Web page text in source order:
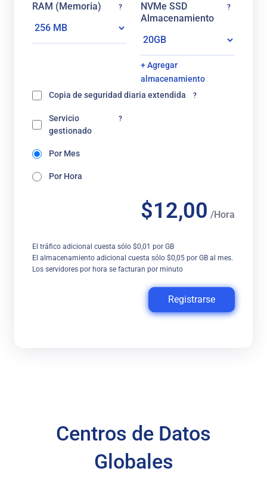
RAM (Memoria) ?
NVMe SSD
Almacenamiento
?
+ Agregar
almacenamiento
Copia de seguridad diaria extendida
?
Servicio
gestionado
?
Por Mes
Por Hora
El tráfico adicional cuesta sólo $0,01 por GB
El almacenamiento adicional cuesta sólo $0,05 por GB al mes.
Los servidores por hora se facturan por minuto
$12,00 /Hora
Registrarse
Centros de Datos
Globales